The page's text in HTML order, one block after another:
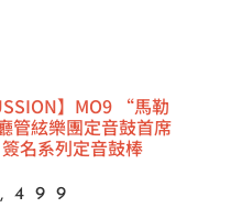
】MO9 “馬勒
管絃樂團定音鼓首席
名系列定音鼓棒